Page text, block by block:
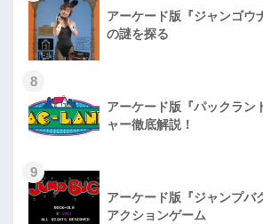
アーケード版『ジャンゴウ
の謎を探る
8
アーケード版『パックラン
ャー徹底解説！
9
アーケード版『ジャンプバ
アクションゲーム